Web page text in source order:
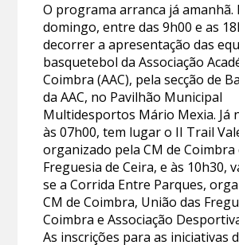
O programa arranca já amanhã.
domingo, entre das 9h00 e as
decorrer a apresentação das
basquetebol da Associação
Coimbra (AAC), pela secção de
da AAC, no Pavilhão Municipal
Multidesportos Mário Mexia. Já
às 07h00, tem lugar o II Trail
organizado pela CM de Coimbra
Freguesia de Ceira, e às 10h30,
se a Corrida Entre Parques,
CM de Coimbra, União das
Coimbra e Associação
As inscrições para as iniciativas